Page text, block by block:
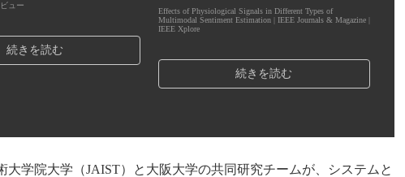
ュー
続きを読む
Effects of Physiological Signals in Different Types of
Multimodal Sentiment Estimation | IEEE Journals & Magazine |
IEEE Xplore
続きを読む
大学院大学（JAIST）と大阪大学の共同研究チームが、システムと